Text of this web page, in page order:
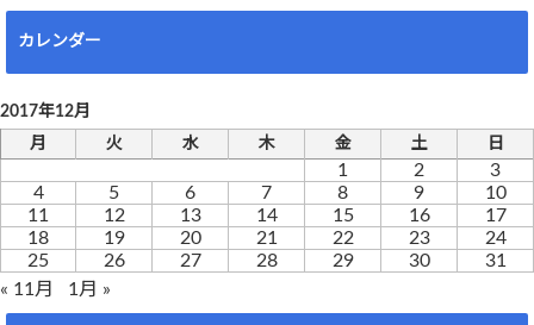
カレンダー
2017年12月
月
火 水 木 金 土 日
1 2
3
4
5 6 7 8 9
10
11
12 13 14 15 16
17
18
19 20 21 22 23
24
25
26 27 28 29 30
31
« 11月
1月 »